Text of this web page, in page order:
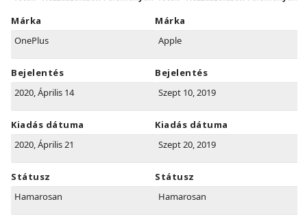
Márka
OnePlus
Bejelentés
2020, Április 14
Kiadás dátuma
2020, Április 21
Státusz
Hamarosan
Márka
Apple
Bejelentés
Szept 10, 2019
Kiadás dátuma
Szept 20, 2019
Státusz
Hamarosan